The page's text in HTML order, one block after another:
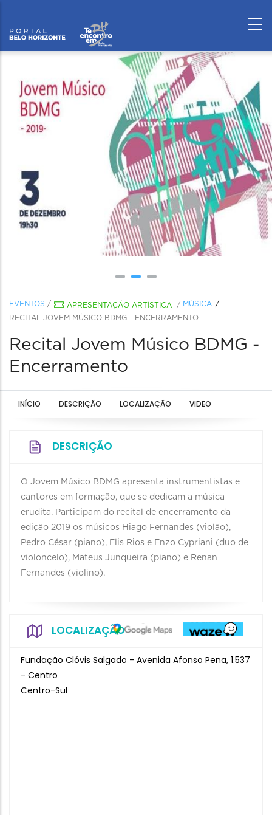
EVENTOS / APRESENTAÇÃO ARTÍSTICA / MÚSICA
RECITAL JOVEM MÚSICO BDMG - ENCERRAMENTO
Recital Jovem Músico BDMG -
Encerramento
INÍCIO DESCRIÇÃO LOCALIZAÇÃO VIDEO
DESCRIÇÃO
O Jovem Músico BDMG apresenta instrumentistas e
cantores em formação, que se dedicam a música
erudita. Participam do recital de encerramento da
edição 2019 os músicos Hiago Fernandes (violão),
Pedro César (piano), Elis Rios e Enzo Cypriani (duo de
violoncelo), Mateus Junqueira (piano) e Renan
Fernandes (violino).
LOCALIZAÇÃO
Fundação Clóvis Salgado - Avenida Afonso Pena, 1.537
- Centro
Centro-Sul